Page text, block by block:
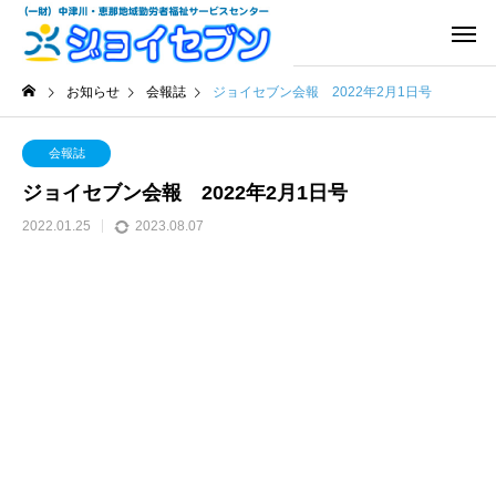
お知らせ 会報誌 ジョイセブン会報 2022年2月1日号
会報誌
ジョイセブン会報 2022年2月1日号
2022.01.25 2023.08.07